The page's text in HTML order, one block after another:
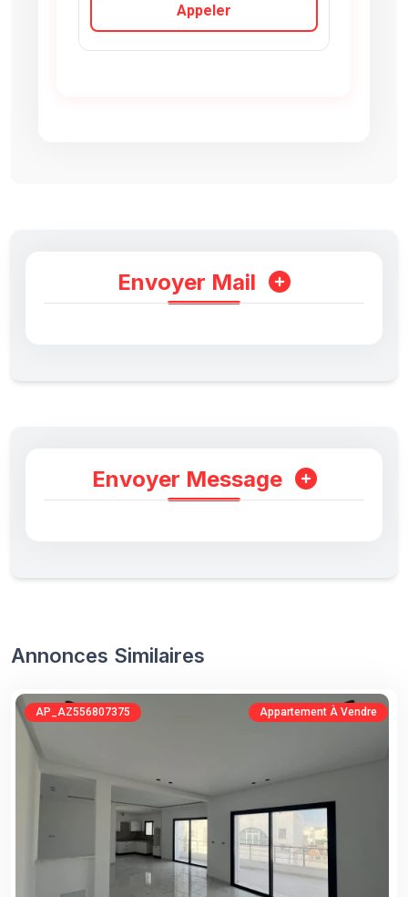
Appeler
Envoyer Mail
Envoyer Message
Annonces Similaires
AP_AZ556807375 Appartement À Vendre